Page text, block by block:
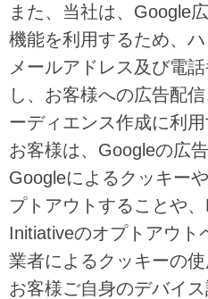
また、当社は、Google
機能を利用するため、
メールアドレス及び電
し、お客様への広告配
ーディエンス作成に利用
お客様は、Googleの広
Googleによるクッキー
プトアウトすることや
Initiativeのオプトアウト
業者によるクッキーの使
お客様ご自身のデバイ